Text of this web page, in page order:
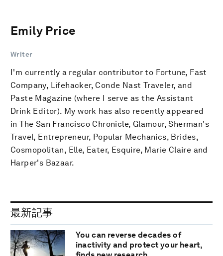
Emily Price
Writer
I'm currently a regular contributor to Fortune, Fast
Company, Lifehacker, Conde Nast Traveler, and
Paste Magazine (where I serve as the Assistant
Drink Editor). My work has also recently appeared
in The San Francisco Chronicle, Glamour, Sherman's
Travel, Entrepreneur, Popular Mechanics, Brides,
Cosmopolitan, Elle, Eater, Esquire, Marie Claire and
Harper's Bazaar.
最新記事
You can reverse decades of
inactivity and protect your heart,